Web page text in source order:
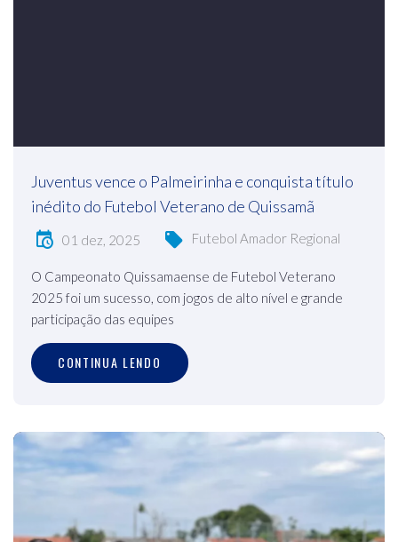
Juventus vence o Palmeirinha e conquista título
inédito do Futebol Veterano de Quissamã
01 dez, 2025 Futebol Amador Regional
O Campeonato Quissamaense de Futebol Veterano
2025 foi um sucesso, com jogos de alto nível e grande
participação das equipes
CONTINUA LENDO